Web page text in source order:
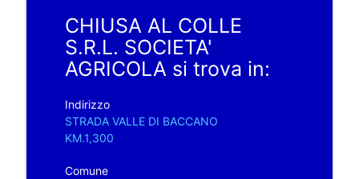
CHIUSA AL COLLE
S.R.L. SOCIETA'
AGRICOLA si trova in:
Indirizzo
STRADA VALLE DI BACCANO
KM.1,300
Comune